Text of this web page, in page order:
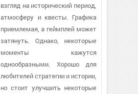
взгляд на исторический период,
атмосферу и квесты. Графика
приемлемая, а геймплей может
затянуть. Однако, некоторые
моменты кажутся
однообразными. Хорошо для
любителей стратегии и истории,
но стоит улучшить некоторые